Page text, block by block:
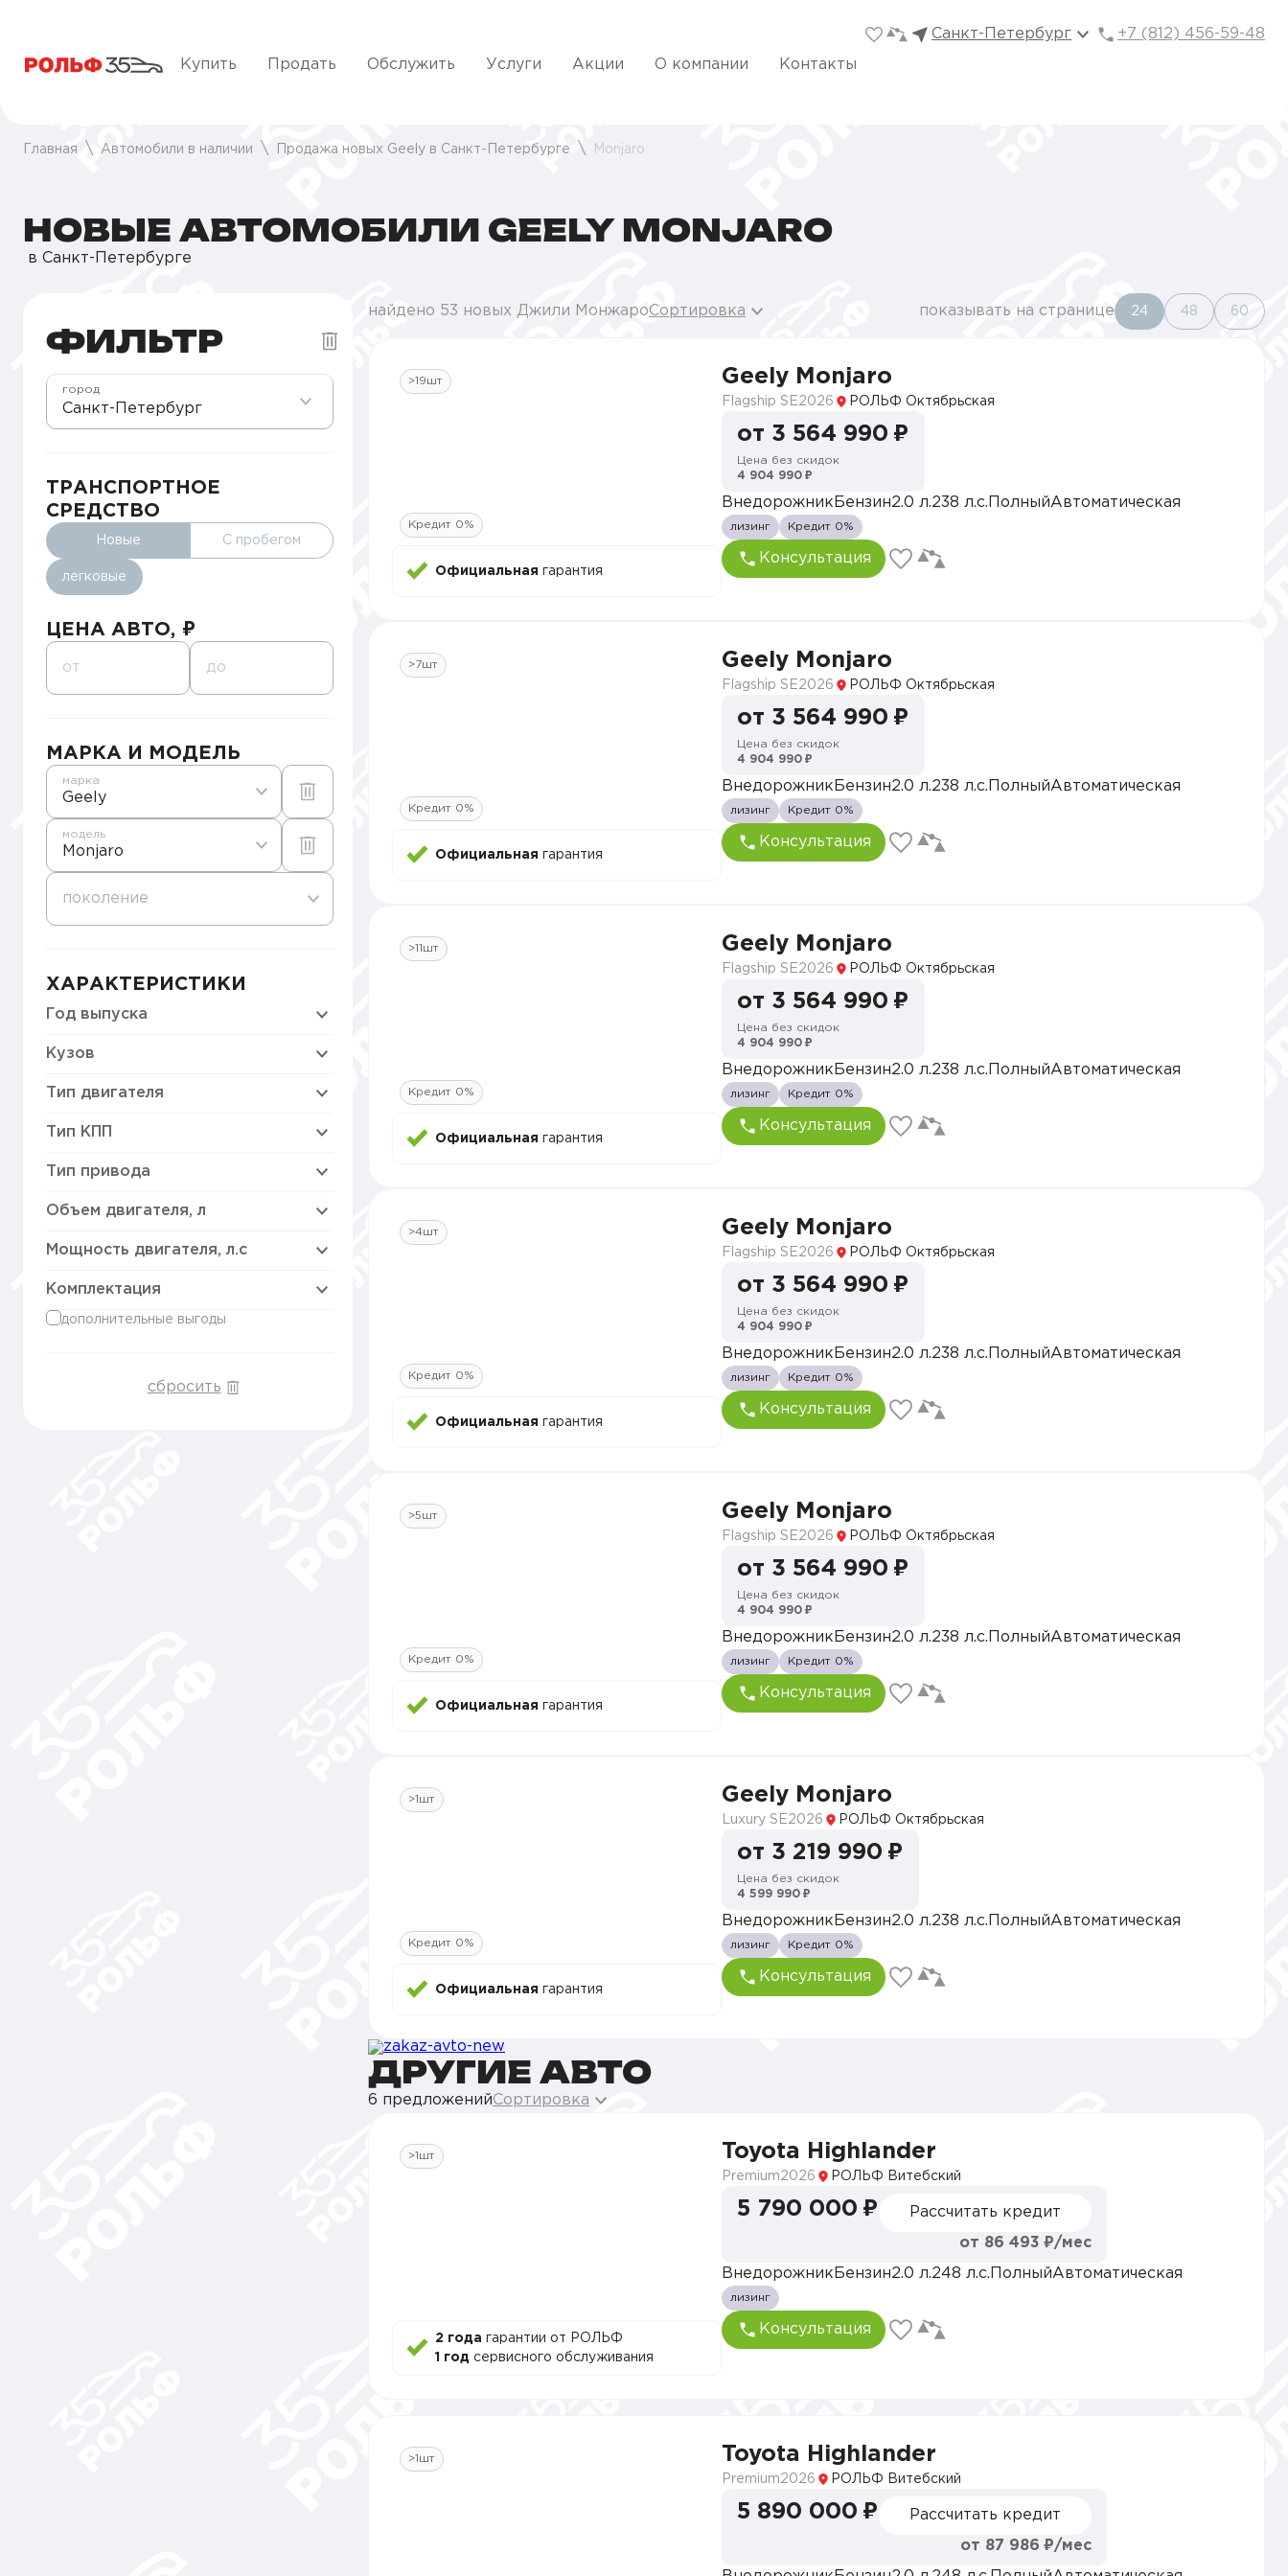
Санкт-Петербург +7 (812) 456-59-48
Купить Продать Обслужить Услуги Акции О компании Контакты
Главная Автомобили в наличии Продажа новых Geely в Санкт-Петербурге Monjaro
НОВЫЕ АВТОМОБИЛИ GEELY MONJARO
в Санкт-Петербурге
ФИЛЬТР
Санкт-Петербург
город
ТРАНСПОРТНОЕ
СРЕДСТВО
Новые С пробегом
легковые
ЦЕНА АВТО, ₽
от до
МАРКА И МОДЕЛЬ
Geely
марка
Monjaro
модель
поколение
ХАРАКТЕРИСТИКИ
Год выпуска
Кузов
Тип двигателя
Тип КПП
Тип привода
Объем двигателя, л
Мощность двигателя, л.с
Комплектация
дополнительные выгоды
сбросить
найдено 53 новых Джили МонжароСортировка показывать на странице 24 48 60
>19шт
Кредит 0%
Официальная гарантия
Geely Monjaro
Flagship SE2026 РОЛЬФ Октябрьская
от 3 564 990 ₽
Цена без скидок
4 904 990 ₽
Внедорожник Бензин2.0 л.238 л.с. ПолныйАвтоматическая
лизинг Кредит 0%
Консультация
>7шт
Кредит 0%
Официальная гарантия
Geely Monjaro
Flagship SE2026 РОЛЬФ Октябрьская
от 3 564 990 ₽
Цена без скидок
4 904 990 ₽
Внедорожник Бензин2.0 л.238 л.с. ПолныйАвтоматическая
лизинг Кредит 0%
Консультация
>11шт
Кредит 0%
Официальная гарантия
Geely Monjaro
Flagship SE2026 РОЛЬФ Октябрьская
от 3 564 990 ₽
Цена без скидок
4 904 990 ₽
Внедорожник Бензин2.0 л.238 л.с. ПолныйАвтоматическая
лизинг Кредит 0%
Консультация
>4шт
Кредит 0%
Официальная гарантия
Geely Monjaro
Flagship SE2026 РОЛЬФ Октябрьская
от 3 564 990 ₽
Цена без скидок
4 904 990 ₽
Внедорожник Бензин2.0 л.238 л.с. ПолныйАвтоматическая
лизинг Кредит 0%
Консультация
>5шт
Кредит 0%
Официальная гарантия
Geely Monjaro
Flagship SE2026 РОЛЬФ Октябрьская
от 3 564 990 ₽
Цена без скидок
4 904 990 ₽
Внедорожник Бензин2.0 л.238 л.с. ПолныйАвтоматическая
лизинг Кредит 0%
Консультация
>1шт
Кредит 0%
Официальная гарантия
Geely Monjaro
Luxury SE2026 РОЛЬФ Октябрьская
от 3 219 990 ₽
Цена без скидок
4 599 990 ₽
Внедорожник Бензин2.0 л.238 л.с. ПолныйАвтоматическая
лизинг Кредит 0%
Консультация
ДРУГИЕ АВТО
6 предложенийСортировка
>1шт
2 года гарантии от РОЛЬФ
1 год сервисного обслуживания
Toyota Highlander
Premium2026 РОЛЬФ Витебский
5 790 000 ₽ Рассчитать кредит
от 86 493 ₽/мес
Внедорожник Бензин2.0 л.248 л.с. ПолныйАвтоматическая
лизинг
Консультация
>1шт Toyota Highlander
Premium2026 РОЛЬФ Витебский
5 890 000 ₽ Рассчитать кредит
от 87 986 ₽/мес